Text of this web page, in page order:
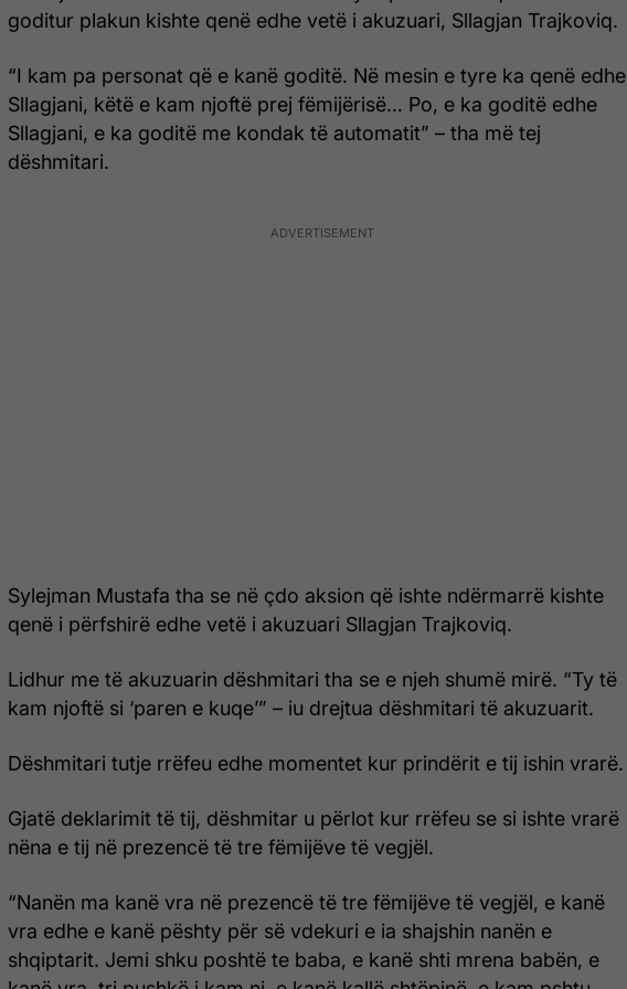
goditur plakun kishte qenë edhe vetë i akuzuari, Sllagjan Trajkoviq.
“I kam pa personat që e kanë goditë. Në mesin e tyre ka qenë edhe
Sllagjani, këtë e kam njoftë prej fëmijërisë… Po, e ka goditë edhe
Sllagjani, e ka goditë me kondak të automatit” – tha më tej
dëshmitari.
Sylejman Mustafa tha se në çdo aksion që ishte ndërmarrë kishte
qenë i përfshirë edhe vetë i akuzuari Sllagjan Trajkoviq.
Lidhur me të akuzuarin dëshmitari tha se e njeh shumë mirë. “Ty të
kam njoftë si ‘paren e kuqe’” – iu drejtua dëshmitari të akuzuarit.
Dëshmitari tutje rrëfeu edhe momentet kur prindërit e tij ishin vrarë.
Gjatë deklarimit të tij, dëshmitar u përlot kur rrëfeu se si ishte vrarë
nëna e tij në prezencë të tre fëmijëve të vegjël.
“Nanën ma kanë vra në prezencë të tre fëmijëve të vegjël, e kanë
vra edhe e kanë pështy për së vdekuri e ia shajshin nanën e
shqiptarit. Jemi shku poshtë te baba, e kanë shti mrena babën, e